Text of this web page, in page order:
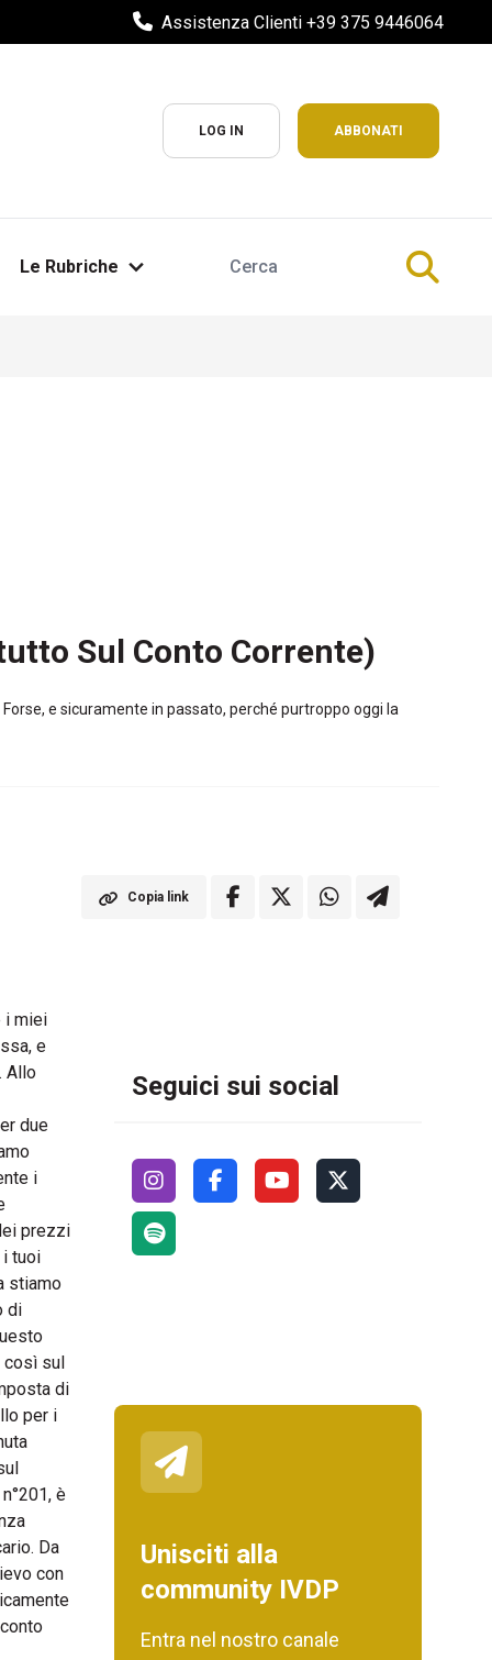
Assistenza Clienti +39 375 9446064
LOG IN ABBONATI
Le Rubriche
Sul Conto Corrente)
e sicuramente in passato, perché purtroppo oggi la
Copia link
i miei
e
Allo
due
i
prezzi
i tuoi
stiamo
di
così sul
di
per i
è
Da
con
Seguici sui social
Unisciti alla
community IVDP
Entra nel nostro canale